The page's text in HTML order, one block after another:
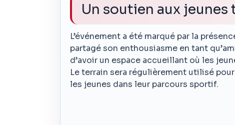
Un soutien aux jeunes
L’événement a été marqué par la
partagé son enthousiasme en tant
d’avoir un espace accueillant où les
Le terrain sera régulièrement utilisé
les jeunes dans leur parcours sportif.